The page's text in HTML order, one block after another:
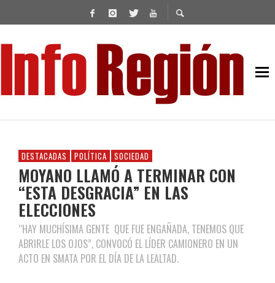
DESTACADAS POLÍTICA SOCIEDAD
MOYANO LLAMÓ A TERMINAR CON
“ESTA DESGRACIA” EN LAS
ELECCIONES
“HAY MUCHÍSIMA GENTE QUE FUE ENGAÑADA, TENEMOS QUE
ABRIRLE LOS OJOS”, CONVOCÓ EL LÍDER CAMIONERO EN UN
ACTO EN SMATA POR EL DÍA DE LA LEALTAD.